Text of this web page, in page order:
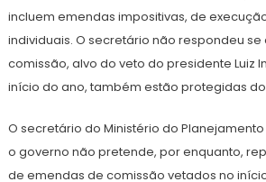
incluem emendas impositivas, de
individuais. O secretário não respondeu
comissão, alvo do veto do presidente Luiz
início do ano, também estão protegidas
O secretário do Ministério do
o governo não pretende, por enquanto,
de emendas de comissão vetados no